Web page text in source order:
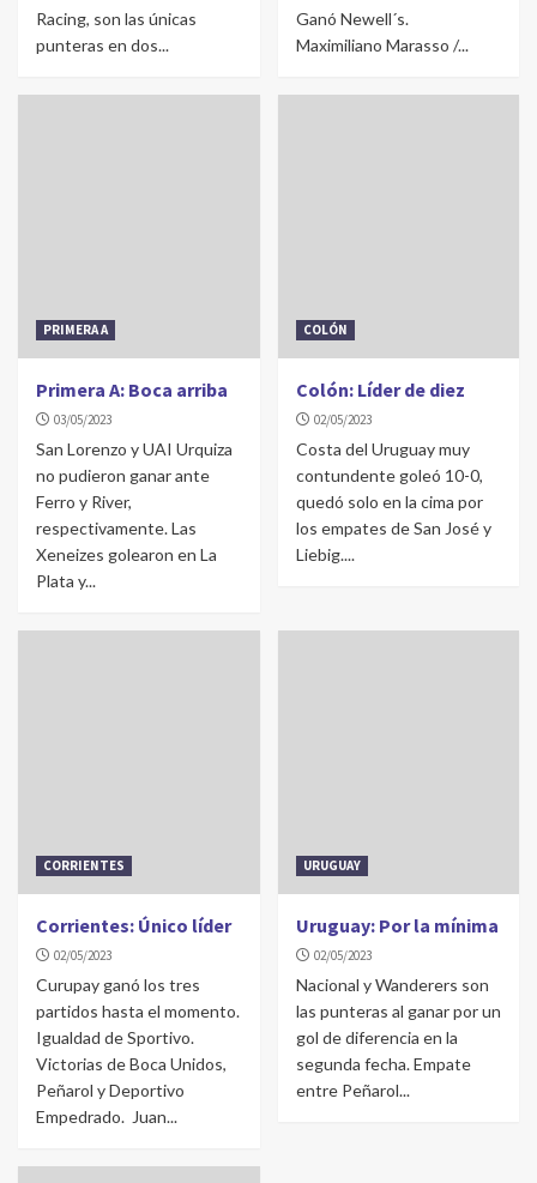
Racing, son las únicas
punteras en dos...
Ganó Newell´s.
Maximiliano Marasso /...
PRIMERA A
Primera A: Boca arriba
03/05/2023
San Lorenzo y UAI Urquiza
no pudieron ganar ante
Ferro y River,
respectivamente. Las
Xeneizes golearon en La
Plata y...
COLÓN
Colón: Líder de diez
02/05/2023
Costa del Uruguay muy
contundente goleó 10-0,
quedó solo en la cima por
los empates de San José y
Liebig....
CORRIENTES
Corrientes: Único líder
02/05/2023
Curupay ganó los tres
partidos hasta el momento.
Igualdad de Sportivo.
Victorias de Boca Unidos,
Peñarol y Deportivo
Empedrado. Juan...
URUGUAY
Uruguay: Por la mínima
02/05/2023
Nacional y Wanderers son
las punteras al ganar por un
gol de diferencia en la
segunda fecha. Empate
entre Peñarol...